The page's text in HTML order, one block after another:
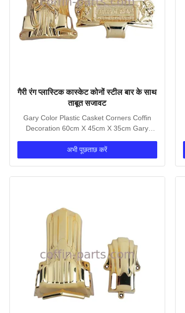
गैरी रंग प्लास्टिक कास्केट कोनों स्टील बार के साथ
ताबूत सजावट
Gary Color Plastic Casket Corners Coffin
Decoration 60cm X 45cm X 35cm Gary
अभी पूछताछ करें